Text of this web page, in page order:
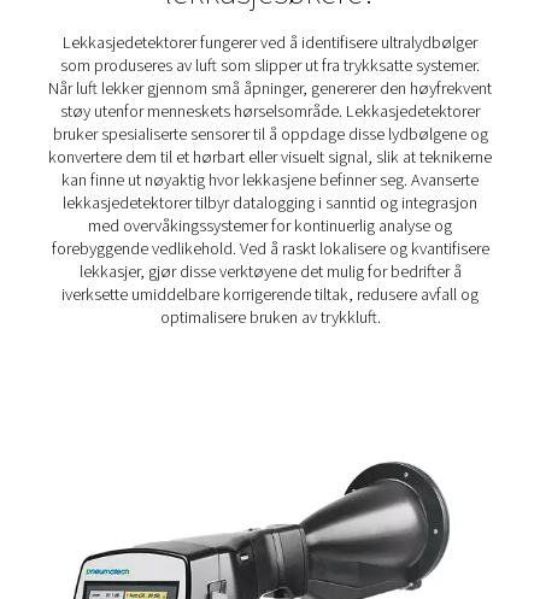
Lekkasjesjekk Pro 3X/4X
Leak Check Pro 3X og 4X tar lekkasjedeteksjon til neste
visualisere trykkluftlekkasjer direkte på skjermen. Ved